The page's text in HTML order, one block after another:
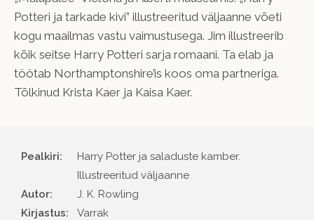
Potteri ja tarkade kivi” illustreeritud väljaanne võeti
kogu maailmas vastu vaimustusega. Jim illustreerib
kõik seitse Harry Potteri sarja romaani. Ta elab ja
töötab Northamptonshire’is koos oma partneriga.
Tõlkinud Krista Kaer ja Kaisa Kaer.
Pealkiri:
Harry Potter ja saladuste kamber.
Illustreeritud väljaanne
Autor
J. K. Rowling
Kirjastus
Varrak